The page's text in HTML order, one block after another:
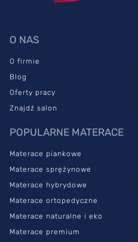
O NAS
O firmie
Blog
Oferty pracy
Znajdź salon
POPULARNE MATERACE
Materace piankowe
Materace sprężynowe
Materace hybrydowe
Materace ortopedyczne
Materace naturalne i eko
Materace premium